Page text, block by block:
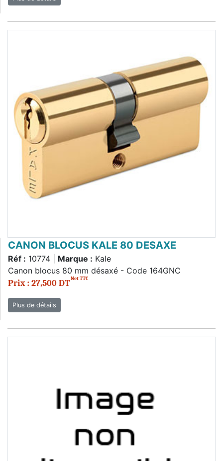
CANON BLOCUS KALE 80 DESAXE
Réf : 10774 | Marque : Kale
Canon blocus 80 mm désaxé - Code 164GNC
Prix : 27,500 DTNet TTC
Plus de détails